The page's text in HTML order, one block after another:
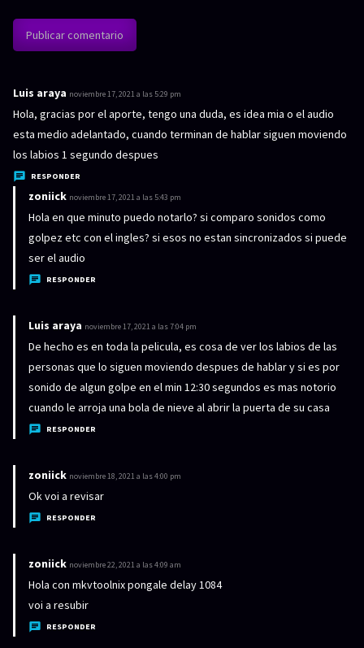
Luis araya d
i
c
e
:
noviembre 17, 2021 a las 5:29 pm
Hola, gracias por el aporte, tengo una duda, es idea mia o el audio
esta medio adelantado, cuando terminan de hablar siguen moviendo
los labios 1 segundo despues
RESPONDER
zoniick d
i
c
e
:
noviembre 17, 2021 a las 5:43 pm
Hola en que minuto puedo notarlo? si comparo sonidos como
golpez etc con el ingles? si esos no estan sincronizados si puede
ser el audio
RESPONDER
Luis araya d
i
c
e
:
noviembre 17, 2021 a las 7:04 pm
De hecho es en toda la pelicula, es cosa de ver los labios de las
personas que lo siguen moviendo despues de hablar y si es por
sonido de algun golpe en el min 12:30 segundos es mas notorio
cuando le arroja una bola de nieve al abrir la puerta de su casa
RESPONDER
zoniick d
c
noviembre 18, 2021 a las 4:00 pm
Ok voi a revisar
RESPONDER
zoniick d
i
c
e
noviembre 22, 2021 a las 4:09 am
Hola con mkvtoolnix pongale delay 1084
voi a resubir
RESPONDER